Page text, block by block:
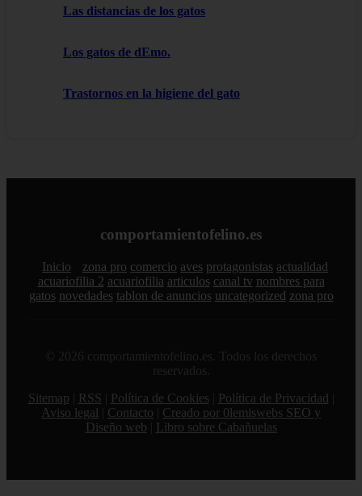
Las distancias de los gatos
Los gatos de dEmo.
Trastornos en la higiene del gato
comportamientofelino.es
Inicio zona pro comercio aves protagonistas actualidad
acuariofilia 2 acuariofilia articulos canal tv nombres para
gatos novedades tablon de anuncios uncategorized zona pro
© 2026 comportamientofelino.es. Todos los derechos
reservados.
Sitemap
RSS Política de Cookies Política de Privacidad
Aviso legal
Contacto
Creado por 0lemiswebs SEO y
Diseño web
Libro sobre Cabañuelas